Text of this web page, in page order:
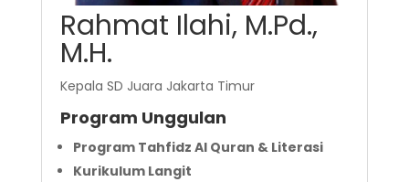
Rahmat Ilahi, M.Pd.,
M.H.
Kepala SD Juara Jakarta Timur
Program Unggulan
Program Tahfidz Al Quran & Literasi
Kurikulum Langit